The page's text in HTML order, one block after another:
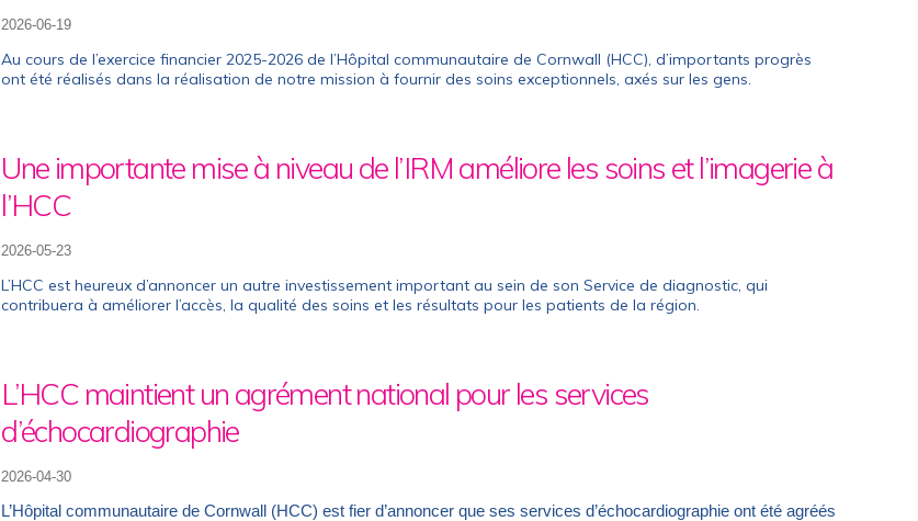
2026-06-19
Au cours de l’exercice financier 2025-2026 de l’Hôpital communautaire de Cornwall (HCC), d’importants progrès
ont été réalisés dans la réalisation de notre mission à fournir des soins exceptionnels, axés sur les gens.
Une importante mise à niveau de l’IRM améliore les soins et l’imagerie à
l’HCC
2026-05-23
L’HCC est heureux d’annoncer un autre investissement important au sein de son Service de diagnostic, qui
contribuera à améliorer l’accès, la qualité des soins et les résultats pour les patients de la région.
L’HCC maintient un agrément national pour les services
d’échocardiographie
2026-04-30
L’Hôpital communautaire de Cornwall (HCC) est fier d’annoncer que ses services d’échocardiographie ont été agréés